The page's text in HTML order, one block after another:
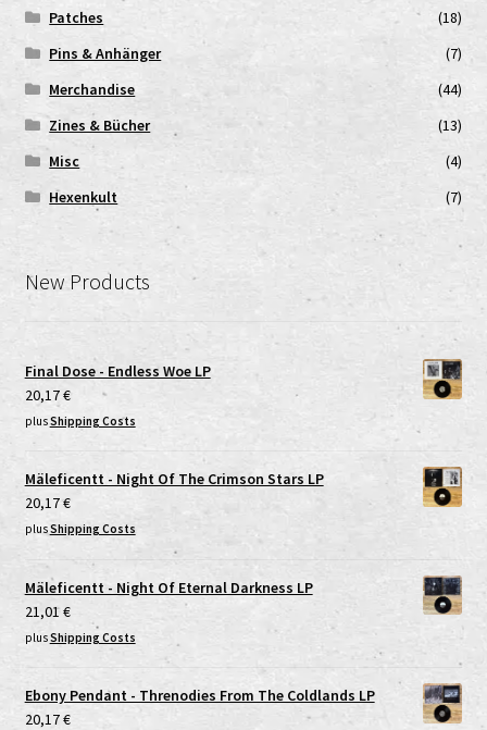
Patches
(18)
Pins & Anhänger
(7)
Merchandise
(44)
Zines & Bücher
(13)
Misc
(4)
Hexenkult
(7)
New Products
Final Dose - Endless Woe LP
20,17€
plusShipping Costs
Mäleficentt - Night Of The Crimson Stars LP
20,17€
plusShipping Costs
Mäleficentt - Night Of Eternal Darkness LP
21,01€
plusShipping Costs
Ebony Pendant - Threnodies From The Coldlands LP
20,17€